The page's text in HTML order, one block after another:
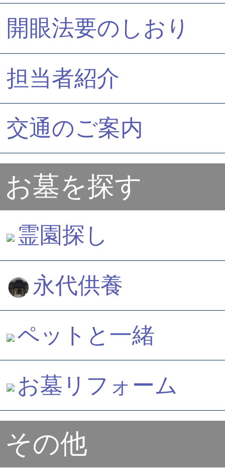
開眼法要のしおり
担当者紹介
交通のご案内
お墓を探す
霊園探し
永代供養
ペットと一緒
お墓リフォーム
その他